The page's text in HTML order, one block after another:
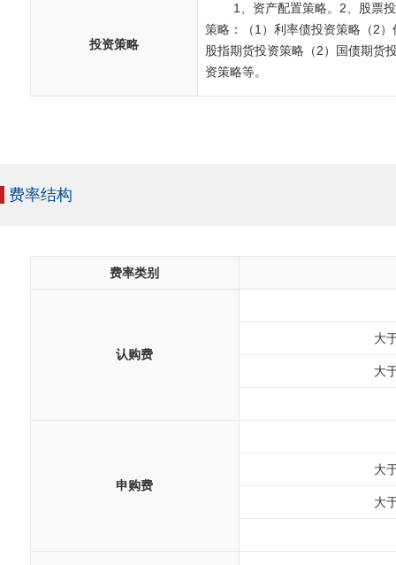
投资策略
1、资产配置策略。2、股票
策略：（1）利率债投资策略（2
股指期货投资策略（2）国债期货
资策略等。
费率结构
费率类别
认购费
大
大
申购费
大
大